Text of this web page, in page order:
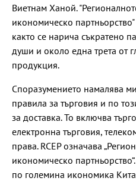
Виетнам Ханой.
икономическо партньорство"
както се нарича съкратено
души и около една трета от
продукция.
Споразумението намалява
правила за търговия и по
за доставка. То включва
електронна търговия,
права. RCEP означава
икономическо
по големина икономика